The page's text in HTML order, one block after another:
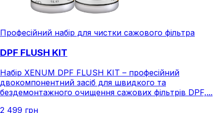
Професійний набір для чистки сажового фільтра
DPF FLUSH KIT
Набір XENUM DPF FLUSH KIT – професійний
двокомпонентний засіб для швидкого та
бездемонтажного очищення сажових фільтрів DPF,...
2 499 грн